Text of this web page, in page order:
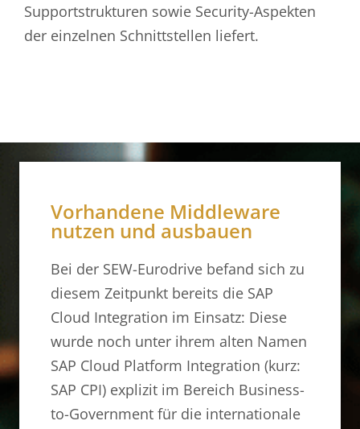
Supportstrukturen sowie Security-Aspekten
der einzelnen Schnittstellen liefert.
Vorhandene Middleware
nutzen und ausbauen
Bei der SEW-Eurodrive befand sich zu
diesem Zeitpunkt bereits die SAP
Cloud Integration im Einsatz: Diese
wurde noch unter ihrem alten Namen
SAP Cloud Platform Integration (kurz:
SAP CPI) explizit im Bereich Business-
to-Government für die internationale